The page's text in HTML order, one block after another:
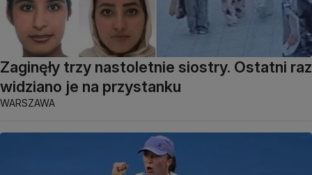
Zaginęły trzy nastoletnie siostry. Ostatni raz
widziano je na przystanku
WARSZAWA